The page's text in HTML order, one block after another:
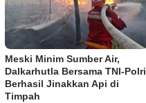
Meski Minim Sumber Air,
Dalkarhutla Bersama TNI-Polri
Berhasil Jinakkan Api di
Timpah